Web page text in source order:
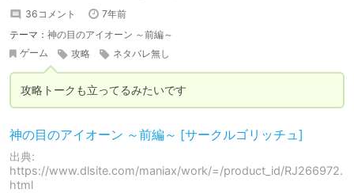
36コメント
7年前
テーマ： 神の目のアイオーン ～前編～
ゲーム
攻略 ネタバレ無し
攻略トークも立ってるみたいです
神の目のアイオーン ～前編～ [サークルゴリッチュ]
出典:
https://www.dlsite.com/maniax/work/=/product_id/RJ266972.
html